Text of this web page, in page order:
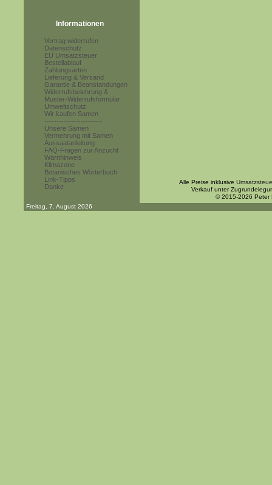
Informationen
Vertrag widerrufen
Datenschutz
EU Umsatzsteuer
Bestellablauf
Zahlungsarten
Lieferung & Versand
Garantie & Beanstandungen
Widerrufsbelehrung &
Muster-Widerrufsformular
Umweltschutz
Wir kaufen Samen
------------------------
Unsere Samen
Vermehrung mit Samen
Aussaatanleitung
FAQ-Fragen zur Anzucht
Warnhinweis
Klimazone
Botanisches Wörterbuch
Link-Tipps
Danke
Alle Preise inklusive
Verkauf unter
© 2015-2026 Peter
Freitag, 7. August 2026